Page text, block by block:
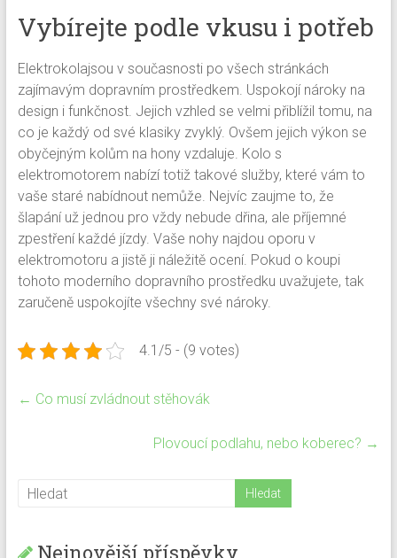
Vybírejte podle vkusu i potřeb
Elektrokolajsou v současnosti po všech stránkách
zajímavým dopravním prostředkem. Uspokojí nároky na
design i funkčnost. Jejich vzhled se velmi přiblížil tomu, na
co je každý od své klasiky zvyklý. Ovšem jejich výkon se
obyčejným kolům na hony vzdaluje. Kolo s
elektromotorem nabízí totiž takové služby, které vám to
vaše staré nabídnout nemůže. Nejvíc zaujme to, že
šlapání už jednou pro vždy nebude dřina, ale příjemné
zpestření každé jízdy. Vaše nohy najdou oporu v
elektromotoru a jistě ji náležitě ocení. Pokud o koupi
tohoto moderního dopravního prostředku uvažujete, tak
zaručeně uspokojíte všechny své nároky.
4.1/5 - (9 votes)
← Co musí zvládnout stěhovák
Plovoucí podlahu, nebo koberec? →
Nejnovější příspěvky